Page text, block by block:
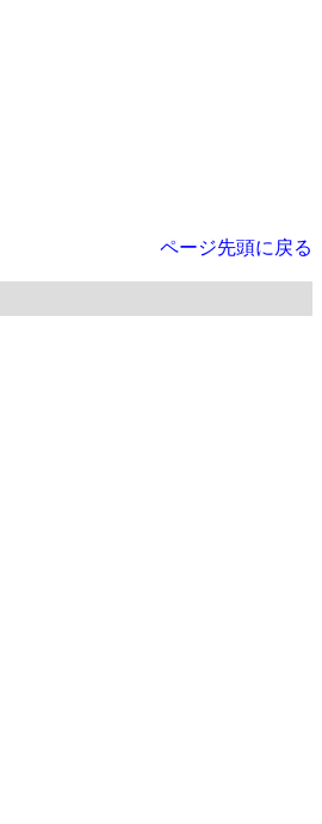
ページ先頭に戻る